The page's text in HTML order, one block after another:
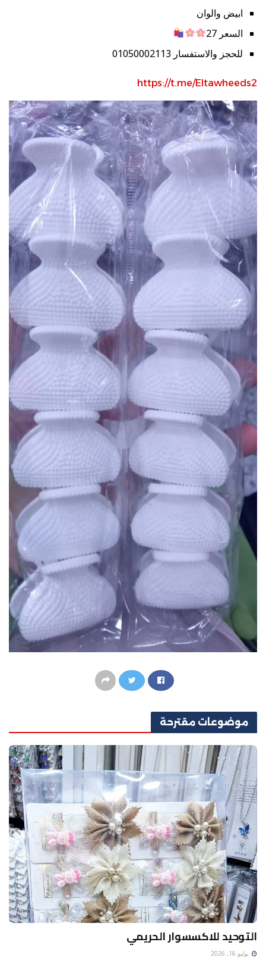
ابيض والوان
السعر 27
للحجز والاستفسار 01050002113
https://t.me/Eltawheeds2
موضوعات مقترحة
التوحيد للاكسسوار الحريمي
يوليو 16, 2026